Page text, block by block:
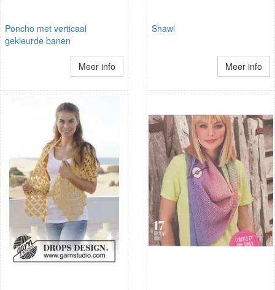
Poncho met verticaal
gekleurde banen
Meer info
Shawl
Meer info